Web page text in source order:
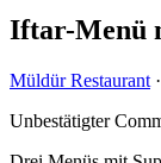
Iftar-Menü
Müldür Restaurant ·
Unbestätigter